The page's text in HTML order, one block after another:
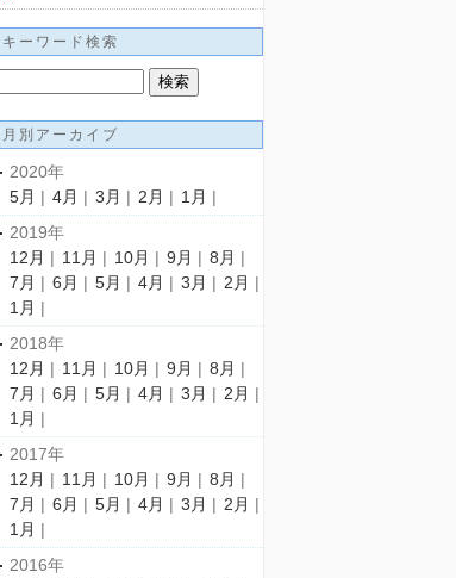
キーワード検索
月別アーカイブ
2020年
5月 | 4月 | 3月 | 2月 | 1月 |
2019年
12月 | 11月 | 10月 | 9月 | 8月 |
7月 | 6月 | 5月 | 4月 | 3月 | 2月 |
1月 |
2018年
12月 | 11月 | 10月 | 9月 | 8月 |
7月 | 6月 | 5月 | 4月 | 3月 | 2月 |
1月 |
2017年
12月 | 11月 | 10月 | 9月 | 8月 |
7月 | 6月 | 5月 | 4月 | 3月 | 2月 |
1月 |
2016年